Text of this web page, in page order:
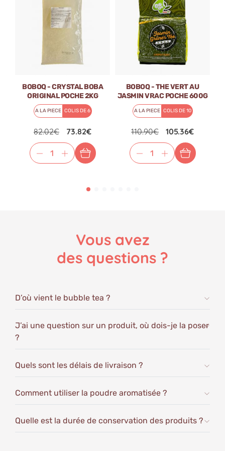
Déposez 1 g de matcha dans un bol,
ajoutez 70 ml d’eau chaude (70 à 75 °C), puis
fouettez énergiquement avec un fouet en bambou
(chasen) ou un mousseur électrique jusqu'à
À savourer tel quel ou en version latte, avec une
boisson végétale — les laits d’avoine ou coco étant
particulièrement recommandés.
Ingrédients :
100 % thé vert matcha (Camellia Sinensis) issu de
l'agriculture biologique
Valeurs nutritionnelles pour 100 g
Protéines : 30,6 g
BOBOQ - CRYSTAL BOBA
ORIGINAL POCHE 2KG
A LA PIECE COLIS DE 6
82.02€ 73.82€
BOBOQ - THE VERT AU
JASMIN VRAC POCHE 600G
A LA PIECE COLIS DE 10
110.90€ 105.36€
Vous avez
des questions ?
D’où vient le bubble tea ?
J’ai une question sur un produit, où dois-je la poser
?
Quels sont les délais de livraison ?
Comment utiliser la poudre aromatisée ?
Quelle est la durée de conservation des produits ?